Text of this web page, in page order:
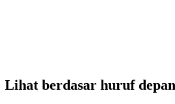
Lihat berdasar huruf